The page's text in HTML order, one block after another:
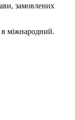
замовлених
в міжнародний.